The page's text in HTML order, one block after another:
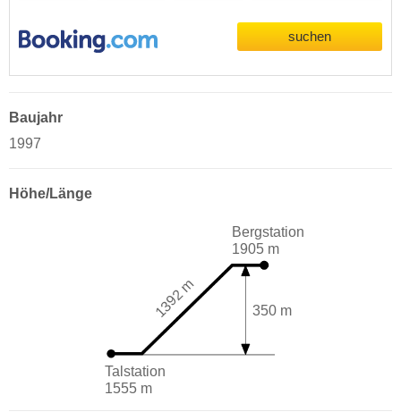
suchen
Baujahr
1997
Höhe/Länge
Talstation
1555 m
Bergstation
1905 m
350 m
1392 m